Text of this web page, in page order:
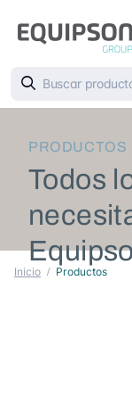
PRODUCTOS
Todos
Inicio Productos